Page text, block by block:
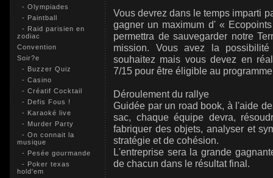
- Olympiades
- Paintball
- Raid parisien en
zodiac
Convention
Soir?e
- Buzzer Quiz
- Casino
- Créatif Cocktail
- Defis Fous !
- Karaoké live
- Murder Party
- On connait la
musique
- Pesée gourmande
- Poker texas
hold'em
Vous devrez dans le temps imparti
gagner un maximum d' «
permettra de sauvegarder notre
mission. Vous avez la
souhaitez mais vous devez en
7/15 pour être éligible au
Déroulement du rallye
Guidée par un road book, à l'aide
sac, chaque équipe devra,
fabriquer des objets, analyser et
stratégie et de cohésion.
L'entreprise sera la grande
de chacun dans le résultat final.